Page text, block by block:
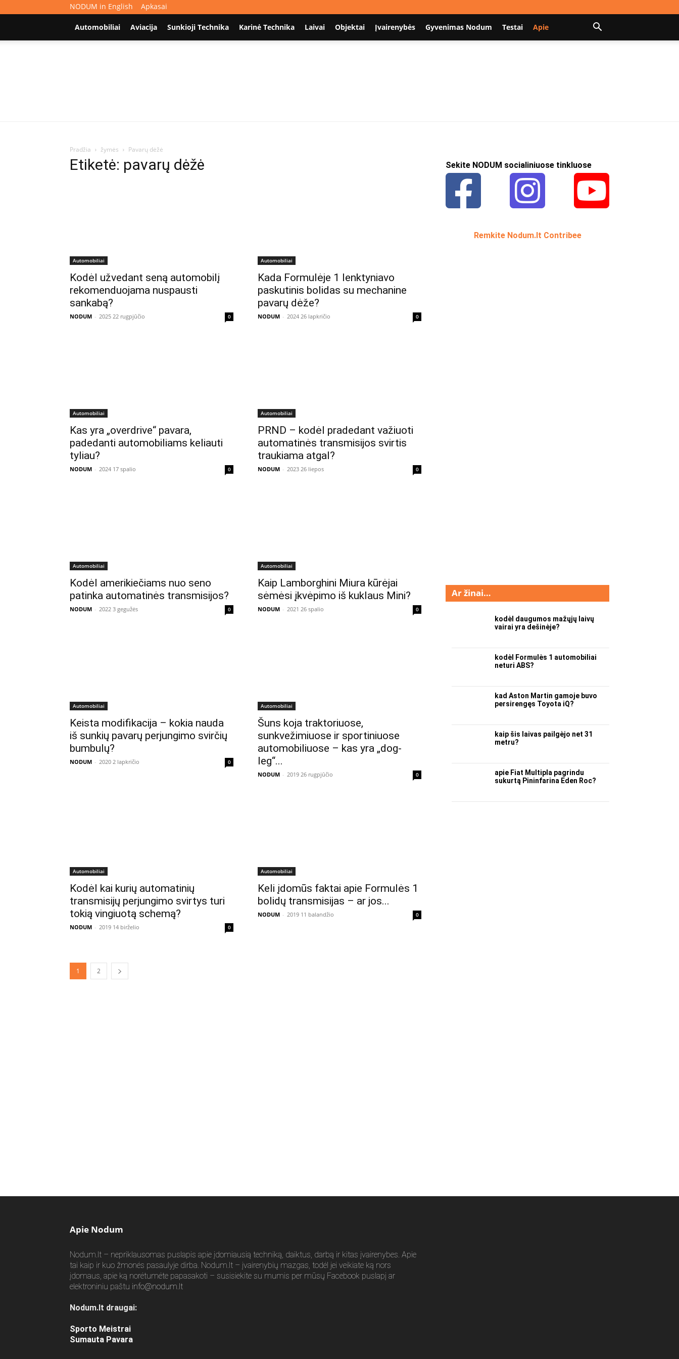
NODUM in English Apkasai
Automobiliai Aviacija Sunkioji Technika Karinė Technika Laivai Objektai Įvairenybės Gyvenimas Nodum Testai Apie
Pradžia žymės Pavarų dėžė
Etiketė: pavarų dėžė
Automobiliai
Kodėl užvedant seną automobilį
rekomenduojama nuspausti
sankabą?
NODUM - 2025 22 rugpjūčio 0
Automobiliai
Kada Formulėje 1 lenktyniavo
paskutinis bolidas su mechanine
pavarų dėže?
NODUM - 2024 26 lapkričio 0
Automobiliai
Kas yra „overdrive“ pavara,
padedanti automobiliams keliauti
tyliau?
NODUM - 2024 17 spalio 0
Automobiliai
PRND – kodėl pradedant važiuoti
automatinės transmisijos svirtis
traukiama atgal?
NODUM - 2023 26 liepos 0
Automobiliai
Kodėl amerikiečiams nuo seno
patinka automatinės transmisijos?
NODUM - 2022 3 gegužės 0
Automobiliai
Kaip Lamborghini Miura kūrėjai
sėmėsi įkvėpimo iš kuklaus Mini?
NODUM - 2021 26 spalio 0
Automobiliai
Keista modifikacija – kokia nauda
iš sunkių pavarų perjungimo svirčių
bumbulų?
NODUM - 2020 2 lapkričio 0
Automobiliai
Šuns koja traktoriuose,
sunkvežimiuose ir sportiniuose
automobiliuose – kas yra „dog-
leg“...
NODUM - 2019 26 rugpjūčio 0
Automobiliai
Kodėl kai kurių automatinių
transmisijų perjungimo svirtys turi
tokią vingiuotą schemą?
NODUM - 2019 14 birželio 0
Automobiliai
Keli įdomūs faktai apie Formulės 1
bolidų transmisijas – ar jos...
NODUM - 2019 11 balandžio 0
1 2
Sekite NODUM socialiniuose tinkluose
Remkite Nodum.lt Contribee
Ar žinai…
kodėl daugumos mažųjų laivų
vairai yra dešinėje?
kodėl Formulės 1 automobiliai
neturi ABS?
kad Aston Martin gamoje buvo
persirengęs Toyota iQ?
kaip šis laivas pailgėjo net 31
metru?
apie Fiat Multipla pagrindu
sukurtą Pininfarina Eden Roc?
Apie Nodum
Nodum.lt – nepriklausomas puslapis apie įdomiausią techniką, daiktus, darbą ir kitas įvairenybes. Apie
tai kaip ir kuo žmonės pasaulyje dirba. Nodum.lt – įvairenybių mazgas, todėl jei veikiate ką nors
įdomaus, apie ką norėtumėte papasakoti – susisiekite su mumis per mūsų Facebook puslapį ar
elektroniniu paštu info@nodum.lt
Nodum.lt draugai:
Sporto Meistrai
Sumauta Pavara